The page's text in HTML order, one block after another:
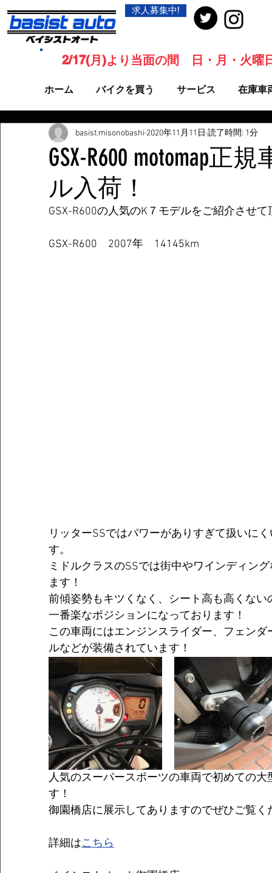
求人募集中!
ホーム バイクを買う サービス 在庫車
2/17(月)より当面の間 日・月・火曜
GSX-R600 motomap
ル入荷！
basist.misonobashi 2020年11月11日 読了時間: 1分
GSX-R600の人気のK７モデルをご紹介させ
GSX-R600　2007年　14145km
リッターSSではパワーがありすぎて扱いに
す。
ミドルクラスのSSでは街中やワインディン
ます！
前傾姿勢もキツくなく、シート高も高くない
一番楽なポジションになっております！
この車両にはエンジンスライダー、フェン
ルなどが装備されています！
人気のスーパースポーツの車両で初めての
す！
御園橋店に展示してありますのでぜひご覧く
詳細はこちら